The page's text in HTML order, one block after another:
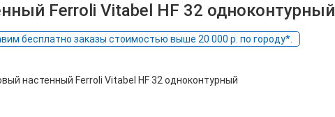
Ferroli Vitabel НF 32 одноконтурный
бесплатно заказы стоимостью выше 20 000 р. по городу*.